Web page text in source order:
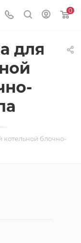
0
для
—
котельной блочно-